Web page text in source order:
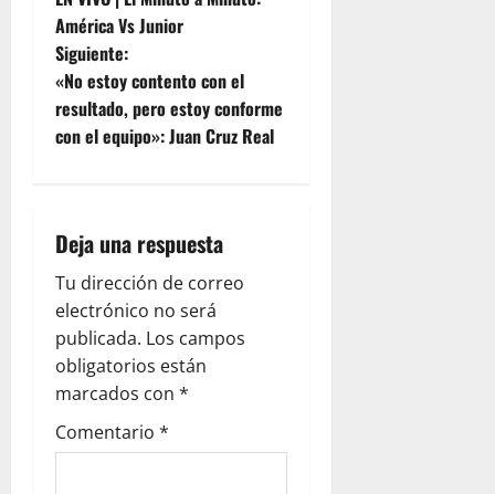
América Vs Junior
Siguiente:
«No estoy contento con el
resultado, pero estoy conforme
con el equipo»: Juan Cruz Real
Deja una respuesta
Tu dirección de correo
electrónico no será
publicada. Los campos
obligatorios están
marcados con *
Comentario *